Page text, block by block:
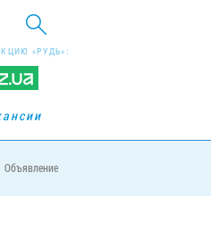
«РУДЬ»:
Объявление